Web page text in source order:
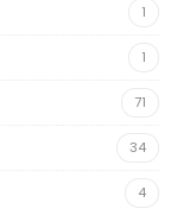
1
1
71
34
4